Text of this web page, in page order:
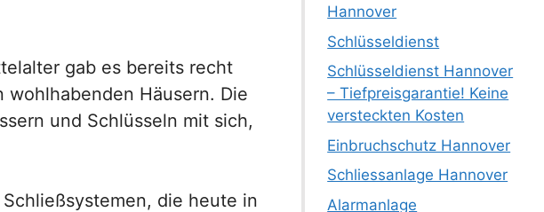
gab es bereits recht
Häusern. Die
und Schlüsseln mit sich,
die heute in
Hannover
Schlüsseldienst
Schlüsseldienst Hannover
– Tiefpreisgarantie! Keine
versteckten Kosten
Einbruchschutz Hannover
Schliessanlage Hannover
Alarmanlage